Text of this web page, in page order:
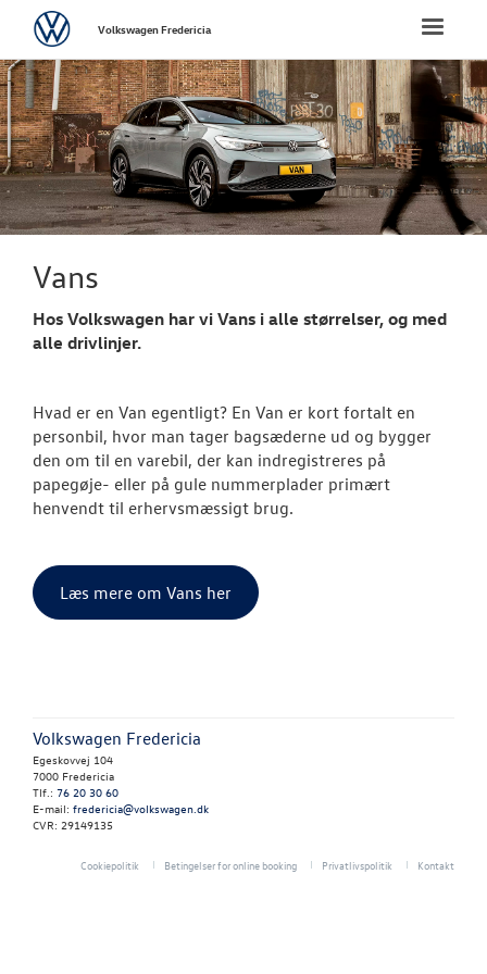
FORSIDE
NYE
NYE VAREBILER
VÆRKSTED
RESERVEDELE
NYHEDER
Toggle
VolkswagenVolkswagen Fredericia
Vans
Hos Volkswagen har vi Vans i alle størrelser, og med
alle drivlinjer.
Hvad er en Van egentligt? En Van er kort fortalt en
personbil, hvor man tager bagsæderne ud og bygger
den om til en varebil, der kan indregistreres på
papegøje- eller på gule nummerplader primært
henvendt til erhervsmæssigt brug.
Læs mere om Vans her
Volkswagen Fredericia
Egeskovvej 104
7000 Fredericia
Tlf.: 76 20 30 60
E-mail: fredericia@volkswagen.dk
CVR: 29149135
Cookiepolitik Betingelser for online booking Privatlivspolitik Kontakt